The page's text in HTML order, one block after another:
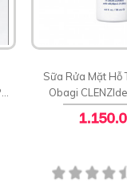
Sữa Rửa Mặt Hỗ
Obagi
Blemish